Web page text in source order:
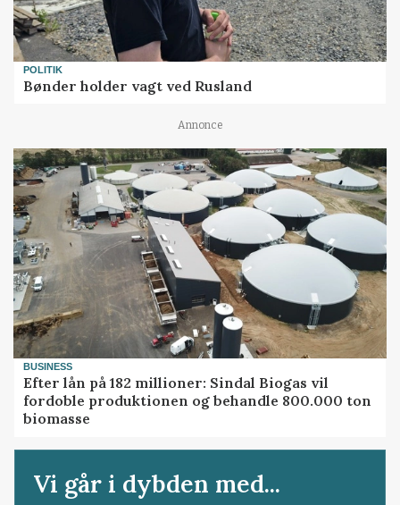
POLITIK
Bønder holder vagt ved Rusland
Annonce
BUSINESS
Efter lån på 182 millioner: Sindal Biogas vil
fordoble produktionen og behandle 800.000 ton
biomasse
Vi går i dybden med...